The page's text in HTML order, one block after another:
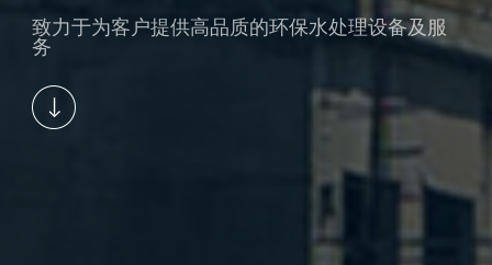
致力于为客户提供高品质的环保水处理设备及服
务